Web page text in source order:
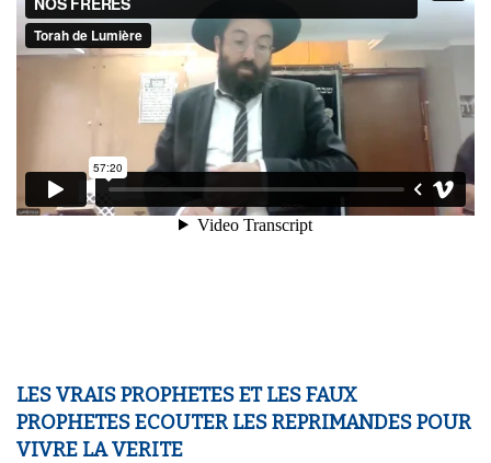
LES VRAIS PROPHETES ET LES FAUX
PROPHETES ECOUTER LES REPRIMANDES POUR
VIVRE LA VERITE